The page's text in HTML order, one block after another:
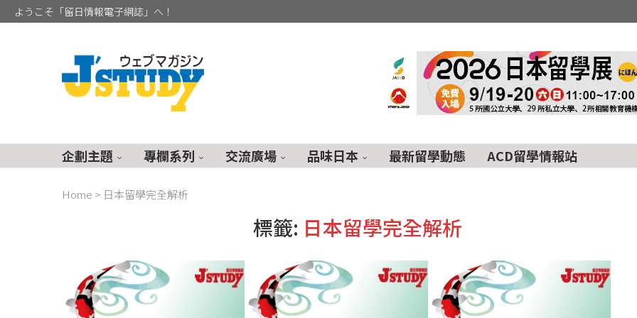
ようこそ「留日情報電子網誌」へ！
企劃主題 專欄系列 交流廣場 品味日本 最新留學動態 ACD留學情報站
Home > 日本留學完全解析
標籤: 日本留學完全解析